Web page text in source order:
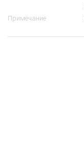
Автомобиль